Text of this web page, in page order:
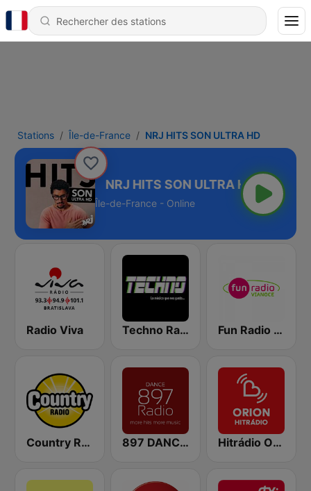
Stations Île-de-France NRJ HITS SON ULTRA HD
ULTRA HD
Île-de-France - Online
Radio Viva Techno Radio Fun Radio Vianoce
Country Radio 897 DANCE Radio Hitrádio Orion